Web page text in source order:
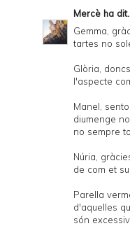
Mercè ha
Gemma,
tartes no
Glòria,
l'aspecte
Manel,
diumenge
no sempre
Núria,
de com et
Parella
d'aquelles
són